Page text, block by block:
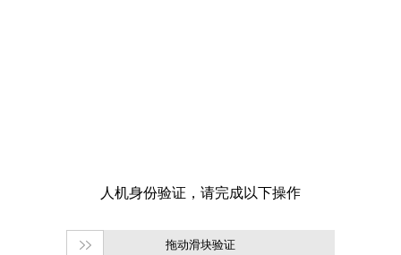
拖动滑块验证